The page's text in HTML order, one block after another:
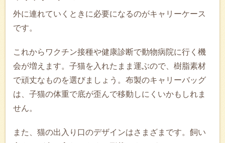
外に連れていくときに必要になるのがキャリーケース
です。
これからワクチン接種や健康診断で動物病院に行く機
会が増えます。子猫を入れたまま運ぶので、樹脂素材
で頑丈なものを選びましょう。布製のキャリーバッグ
は、子猫の体重で底が歪んで移動しにくいかもしれま
せん。
また、猫の出入り口のデザインはさまざまです。飼い